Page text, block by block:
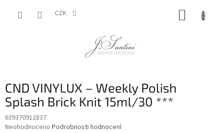
CZK
CND VINYLUX – Weekly Polish
Splash Brick Knit 15ml/30 ***
639370912837
Průměrné
Neohodnoceno Podrobnosti hodnocení